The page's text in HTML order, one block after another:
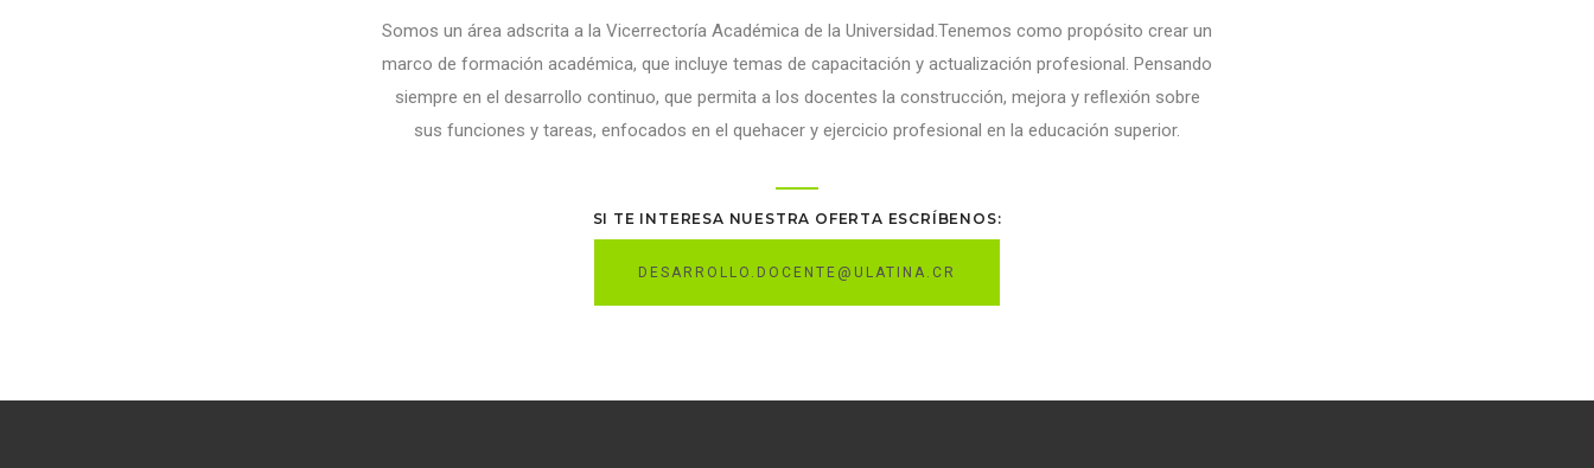
Somos un área adscrita a la Vicerrectoría Académica de la Universidad.Tenemos como propósito crear un
marco de formación académica, que incluye temas de capacitación y actualización profesional. Pensando
siempre en el desarrollo continuo, que permita a los docentes la construcción, mejora y reﬂexión sobre
sus funciones y tareas, enfocados en el quehacer y ejercicio profesional en la educación superior.
SI TE INTERESA NUESTRA OFERTA ESCRÍBENOS:
DESARROLLO.DOCENTE@ULATINA.CR